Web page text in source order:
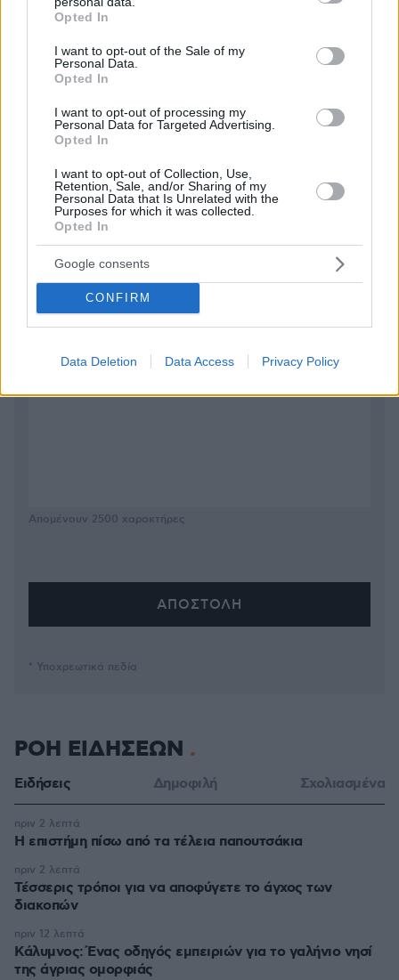
grant or deny consent to Google and its third-party tags to
use your data for below specified purposes in below Google
consent section.
Opted In
I want to opt-out of the Sale of my
Personal Data.
Opted In
I want to opt-out of processing my
Personal Data for Targeted Advertising.
Opted In
I want to opt-out of Collection, Use,
Retention, Sale, and/or Sharing of my
Personal Data that Is Unrelated with the
Purposes for which it was collected.
Opted In
Google consents
CONFIRM
Data Deletion Data Access Privacy Policy
Τσιπρα,στο 10% που ειναι σημερα!
ΑΠΑΝΤΗΣΗ
ΠΡΟΣΘΗΚΗ ΣΧΟΛΙΟΥ
ΌΝΟΜΑ *
EMAIL
Απομένουν 2500 χαρακτήρες
* Υποχρεωτικά πεδία
ΡΟΗ ΕΙΔΗΣΕΩΝ
Ειδήσεις Δημοφιλή Σχολιασμένα
Η επιστήμη πίσω από τα τέλεια παπουτσάκια
πριν 2 λεπτά
Τέσσερις τρόποι για να αποφύγετε το άγχος των
διακοπών
πριν 2 λεπτά
Κάλυμνος: Ένας οδηγός εμπειριών για το γαλήνιο νησί
της άγριας ομορφιάς
πριν 12 λεπτά